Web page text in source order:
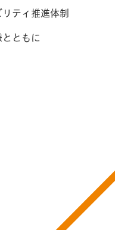
ティ推進体制
ともに